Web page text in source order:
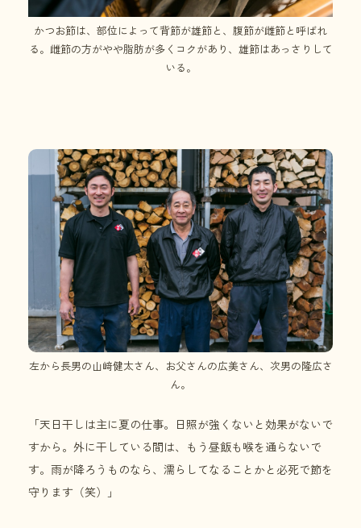
かつお節は、部位によって背節が雄節と、腹節が雌節と呼ばれ
る。雌節の方がやや脂肪が多くコクがあり、雄節はあっさりして
いる。
「天日干しは主に夏の仕事。日照が強くないと効果がないで
すから。外に干している間は、もう昼飯も喉を通らないで
す。雨が降ろうものなら、濡らしてなることかと必死で節を
守ります（笑）」
左から長男の山﨑健太さん、お父さんの広美さん、次男の隆広さ
ん。